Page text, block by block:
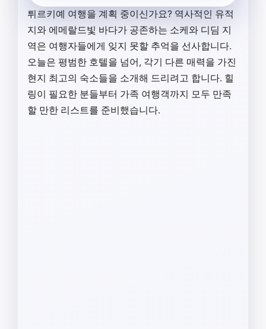
튀르키예 여행을 계획 중이신가요? 역사적인 유적
지와 에메랄드빛 바다가 공존하는 소케와 디딤 지
역은 여행자들에게 잊지 못할 추억을 선사합니다.
오늘은 평범한 호텔을 넘어, 각기 다른 매력을 가진
현지 최고의 숙소들을 소개해 드리려고 합니다. 힐
링이 필요한 분들부터 가족 여행객까지 모두 만족
할 만한 리스트를 준비했습니다.